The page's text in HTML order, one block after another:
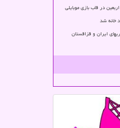
در قاب بازی موبایلی
خانه شد
ایران و قزاقستان